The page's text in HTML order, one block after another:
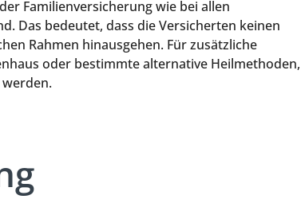
Familienversicherung wie bei allen
Das bedeutet, dass die Versicherten keinen
Rahmen hinausgehen. Für zusätzliche
oder bestimmte alternative Heilmethoden,